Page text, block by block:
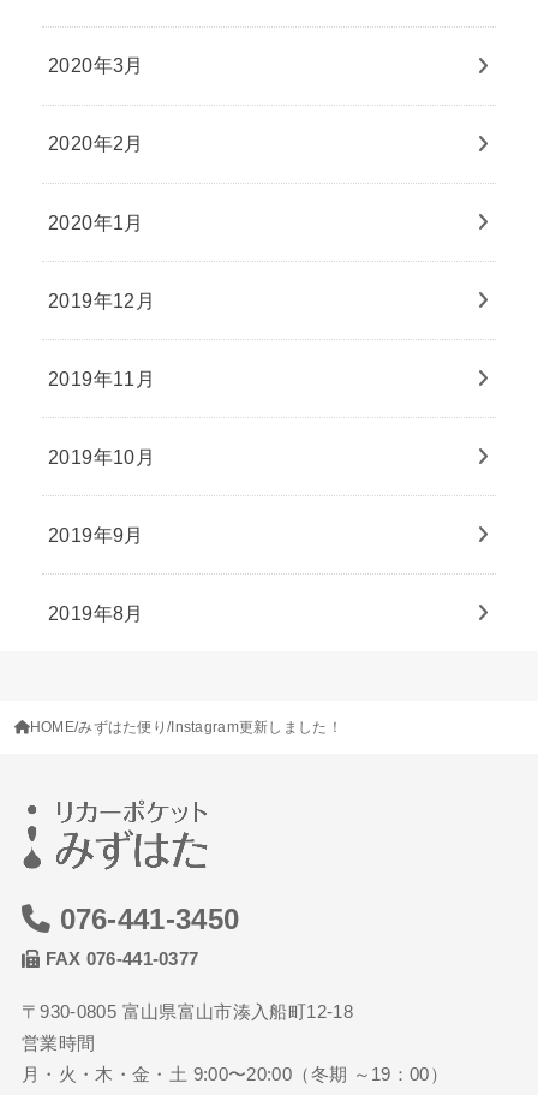
2020年3月
2020年2月
2020年1月
2019年12月
2019年11月
2019年10月
2019年9月
2019年8月
HOME みずはた便り Instagram更新しました！
076-441-3450
FAX 076-441-0377
〒930-0805 富山県富山市湊入船町12-18
営業時間
月・火・木・金・土 9:00〜20:00（冬期 ～19：00）